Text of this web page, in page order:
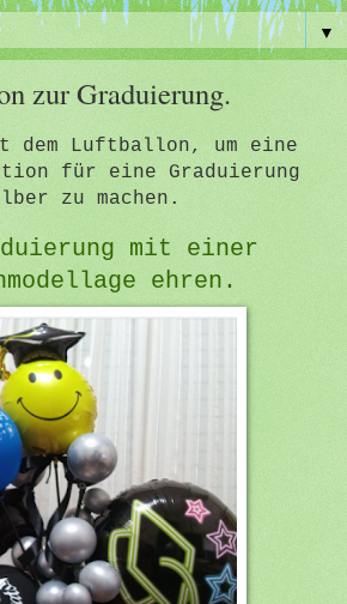
▼
zur Graduierung.
dem Luftballon, um eine
für eine Graduierung
zu machen.
mit einer
ehren.